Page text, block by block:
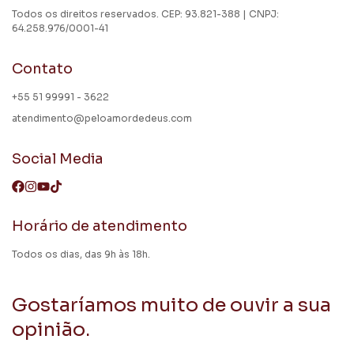
Gostaríamos muito de ouvir a sua
opinião.
Todos os direitos reservados. CEP: 93.821-388 | CNPJ:
64.258.976/0001-41
Contato
+55 51 99991 - 3622
atendimento@peloamordedeus.com
Social Media
Horário de atendimento
Todos os dias, das 9h às 18h.